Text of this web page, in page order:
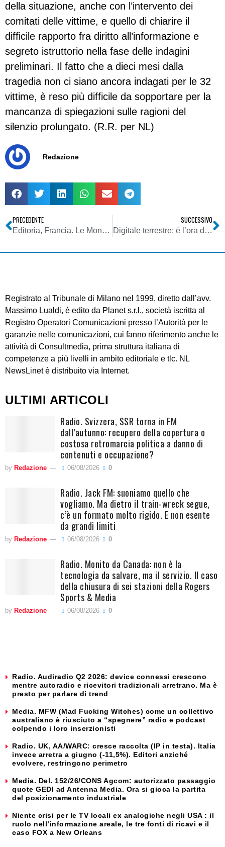
della situazione, anche con l’intervento dei
comitati delle vittime, e quello di chiarire il
difficile rapporto fra diritto all’informazione e
segreto istruttorio nella fase delle indagini
preliminari. Il fatto che a dieci mesi dalla
tragedia non ci siano ancora indagati per le 32
vittime, è reso più difficile da sopportare per la
mancanza di spiegazioni sulle ragioni del
silenzio prolungato. (R.R. per NL)
Redazione
PRECEDENTE
Editoria, Francia. Le Monde rischia l’amministrazione controllata e allora cerca investitori
SUCCESSIVO
Digitale terrestre: è l’ora della verifica dei requisiti degli aspiranti (o effettivi) content provider locali
Registrato al Tribunale di Milano nel 1999, diretto dall’avv.
Massimo Lualdi, è edito da Planet s.r.l., società iscritta al
Registro Operatori Comunicazioni presso l’Autorità per le
garanzie nelle comunicazioni, cui fanno riferimento anche le
attività di Consultmedia, prima struttura italiana di
competenze a più livelli in ambito editoriale e tlc. NL
NewsLinet è distribuito via Internet.
ULTIMI ARTICOLI
Radio. Svizzera, SSR torna in FM
dall’autunno: recupero della copertura o
costosa retromarcia politica a danno di
contenuti e occupazione?
by Redazione 06/08/2026 0
Radio. Jack FM: suoniamo quello che
vogliamo. Ma dietro il train-wreck segue,
c’è un formato molto rigido. E non esente
da grandi limiti
by Redazione 06/08/2026 0
Radio. Monito da Canada: non è la
tecnologia da salvare, ma il servizio. Il caso
della chiusura di sei stazioni della Rogers
Sports & Media
by Redazione 06/08/2026 0
Radio. Audiradio Q2 2026: device connessi crescono
mentre autoradio e ricevitori tradizionali arretrano. Ma è
presto per parlare di trend
Media. MFW (Mad Fucking Witches) come un collettivo
australiano è riusciuto a “spegnere” radio e podcast
colpendo i loro inserzionisti
Radio. UK, AA/WARC: cresce raccolta (IP in testa). Italia
invece arretra a giugno (-11,5%). Editori anziché
evolvere, restringono perimetro
Media. Del. 152/26/CONS Agcom: autorizzato passaggio
quote GEDI ad Antenna Media. Ora si gioca la partita
del posizionamento industriale
Niente crisi per le TV locali ex analogiche negli USA : il
ruolo nell’informazione areale, le tre fonti di ricavi e il
caso FOX a New Orleans